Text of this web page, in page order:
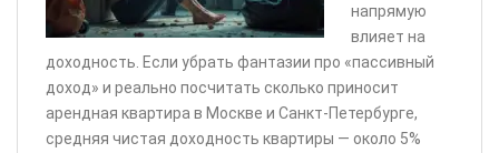
напрямую
влияет на
доходность. Если убрать фантазии про «пассивный
доход» и реально посчитать сколько приносит
арендная квартира в Москве и Санкт-Петербурге,
средняя чистая доходность квартиры — около 5%